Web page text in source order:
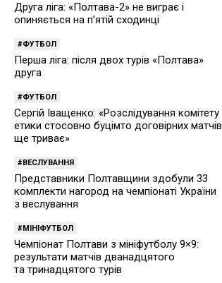
Друга ліга: «Полтава-2» не виграє і
опиняється на п’ятій сходинці
ФУТБОЛ
Перша ліга: після двох турів «Полтава»
друга
ФУТБОЛ
Сергій Іващенко: «Розслідування комітету
етики стосовно буцімто договірних матчів
ще триває»
ВЕСЛУВАННЯ
Представники Полтавщини здобули 33
комплекти нагород на чемпіонаті України
з веслування
МІНІФУТБОЛ
Чемпіонат Полтави з мініфутболу 9×9:
результати матчів дванадцятого
та тринадцятого турів